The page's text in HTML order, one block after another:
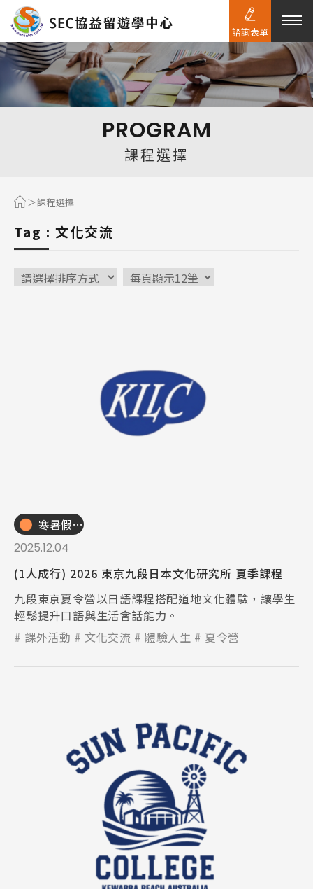
熱門搜尋：
PROGRAM
課程選擇
課程選擇
Tag : 文化交流
寒暑假遊學團
2025.12.04
(1人成行) 2026 東京九段日本文化研究所 夏季課程
九段東京夏令營以日語課程搭配道地文化體驗，讓學生
輕鬆提升口語與生活會話能力。
課外活動
文化交流 體驗人生 夏令營
諮詢表單